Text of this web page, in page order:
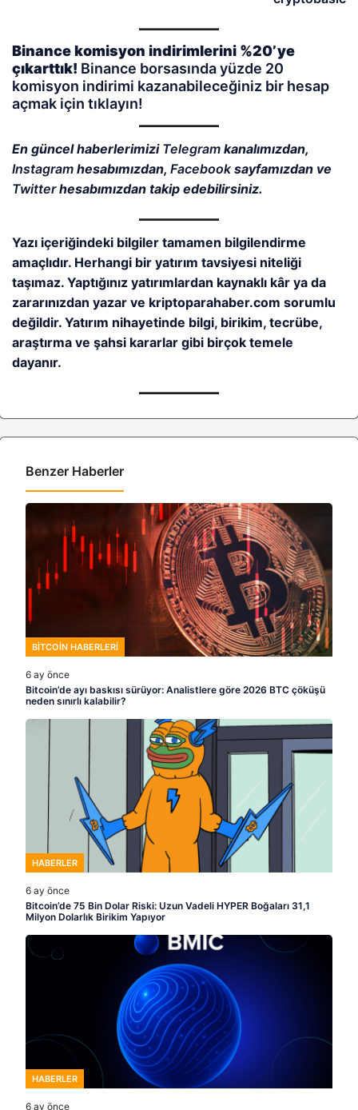
Binance komisyon indirimlerini %20’ye
çıkarttık! Binance borsasında yüzde 20
komisyon indirimi kazanabileceğiniz bir hesap
açmak için tıklayın!
En güncel haberlerimizi Telegram kanalımızdan,
Instagram hesabımızdan,Facebooksayfamızdan ve
Twitterhesabımızdan takip edebilirsiniz.
Yazı içeriğindeki bilgiler tamamen bilgilendirme
amaçlıdır. Herhangi bir yatırım tavsiyesi niteliği
taşımaz. Yaptığınız yatırımlardan kaynaklı kâr ya da
zararınızdan yazar ve kriptoparahaber.com sorumlu
değildir. Yatırım nihayetinde bilgi, birikim, tecrübe,
araştırma ve şahsi kararlar gibi birçok temele
dayanır.
Benzer Haberler
BITCOIN HABERLERI
6 ay önce
Bitcoin’de ayı baskısı sürüyor: Analistlere göre 2026 BTC çöküşü
neden sınırlı kalabilir?
HABERLER
6 ay önce
Bitcoin’de 75 Bin Dolar Riski: Uzun Vadeli HYPER Boğaları 31,1
Milyon Dolarlık Birikim Yapıyor
HABERLER
6 ay önce